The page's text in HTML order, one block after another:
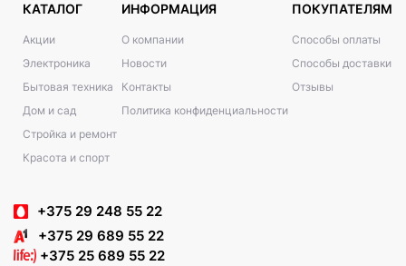
КАТАЛОГ
Акции
Электроника
Бытовая техника
Дом и сад
Стройка и ремонт
Красота и спорт
ИНФОРМАЦИЯ
О компании
Новости
Контакты
Политика конфиденциальности
ПОКУПАТЕЛЯМ
Способы оплаты
Способы доставки
Отзывы
+375 29 248 55 22
+375 29 689 55 22
+375 25 689 55 22